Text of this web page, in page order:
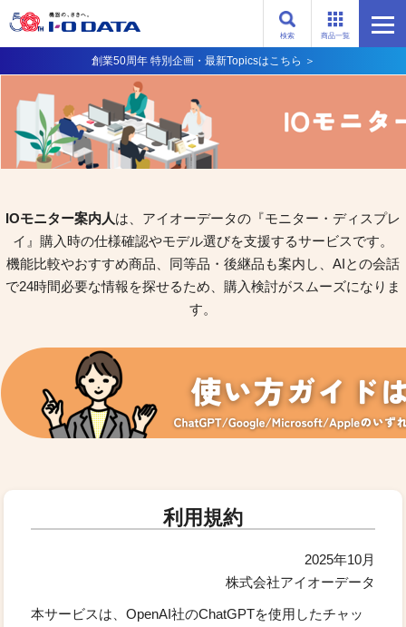
商品一覧
検索
創業50周年 特別企画・最新Topicsはこちら ＞
IOモニター案内人は、アイオーデータの『モニター・ディスプレ
イ』購入時の仕様確認やモデル選びを支援するサービスです。
機能比較やおすすめ商品、同等品・後継品も案内し、AIとの会話
で24時間必要な情報を探せるため、購入検討がスムーズになりま
す。
利用規約
2025年10月
株式会社アイオーデータ
本サービスは、OpenAI社のChatGPTを使用したチャッ